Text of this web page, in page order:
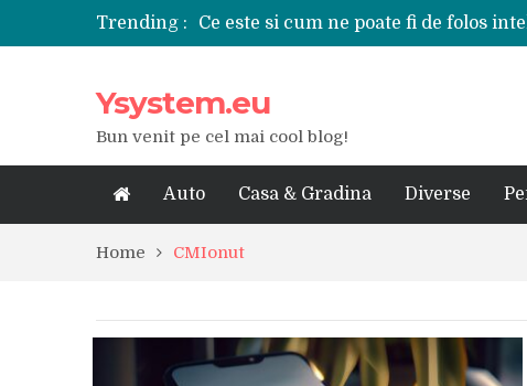
Trending :
Ce este si cum ne poate fi de folos
Tipuri de polizoare de care este
De ce poate fi riscant consumul de
Ce marca auto sa aleg dintre
Merita sa aleg un gard din fier forjat
Cele mai bune smartphone-uri
Modul in care a evoluat tehnologia in
Ysystem.eu
Bun venit pe cel mai cool blog!
Auto Casa & Gradina Diverse
Home CMIonut